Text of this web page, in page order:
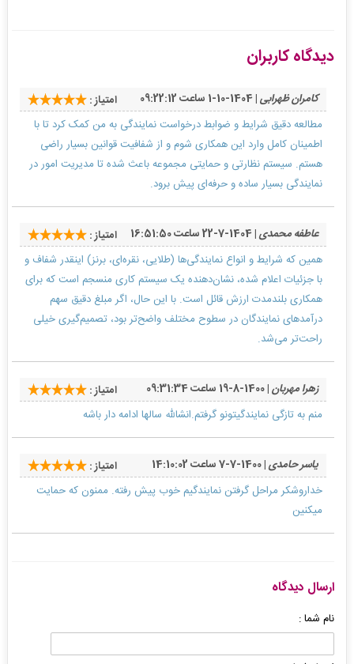
دیدگاه کاربران
کامران ظهرابی| 1404-10-1 ساعت 09:22:12
امتیاز :
مطالعه دقیق شرایط و ضوابط درخواست نمایندگی به من کمک کرد تا با
اطمینان کامل وارد این همکاری شوم و از شفافیت قوانین بسیار راضی
هستم. سیستم نظارتی و حمایتی مجموعه باعث شده تا مدیریت امور در
نمایندگی بسیار ساده و حرفه‌ای پیش برود.
عاطفه محمدی| 1404-7-22 ساعت 16:51:50
امتیاز :
همین که شرایط و انواع نمایندگی‌ها (طلایی، نقره‌ای، برنز) اینقدر شفاف و
با جزئیات اعلام شده، نشان‌دهنده یک سیستم کاری منسجم است که برای
همکاری بلندمدت ارزش قائل است. با این حال، اگر مبلغ دقیق سهم
درآمدهای نمایندگان در سطوح مختلف واضح‌تر بود، تصمیم‌گیری خیلی
راحت‌تر می‌شد.
زهرا مهربان| 1400-8-19 ساعت 09:31:34
امتیاز :
منم به تازگی نمایندگیتونو گرفتم.انشالله سالها ادامه دار باشه
یاسر حامدی| 1400-7-7 ساعت 14:10:02
امتیاز :
خداروشکر مراحل گرفتن نمایندگیم خوب پیش رفته. ممنون که حمایت
میکنین
ارسال دیدگاه
نام شما :